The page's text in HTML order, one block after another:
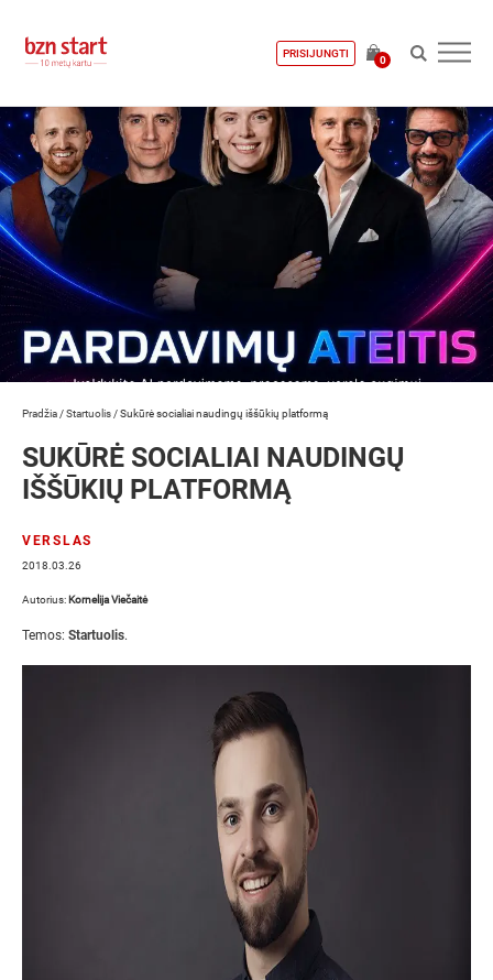
PRISIJUNGTI
0
Pradžia /Startuolis /Sukūrė socialiai naudingų iššūkių platformą
SUKŪRĖ SOCIALIAI NAUDINGŲ
IŠŠŪKIŲ PLATFORMĄ
VERSLAS
2018.03.26
Autorius: Kornelija Viečaitė
Temos: Startuolis.